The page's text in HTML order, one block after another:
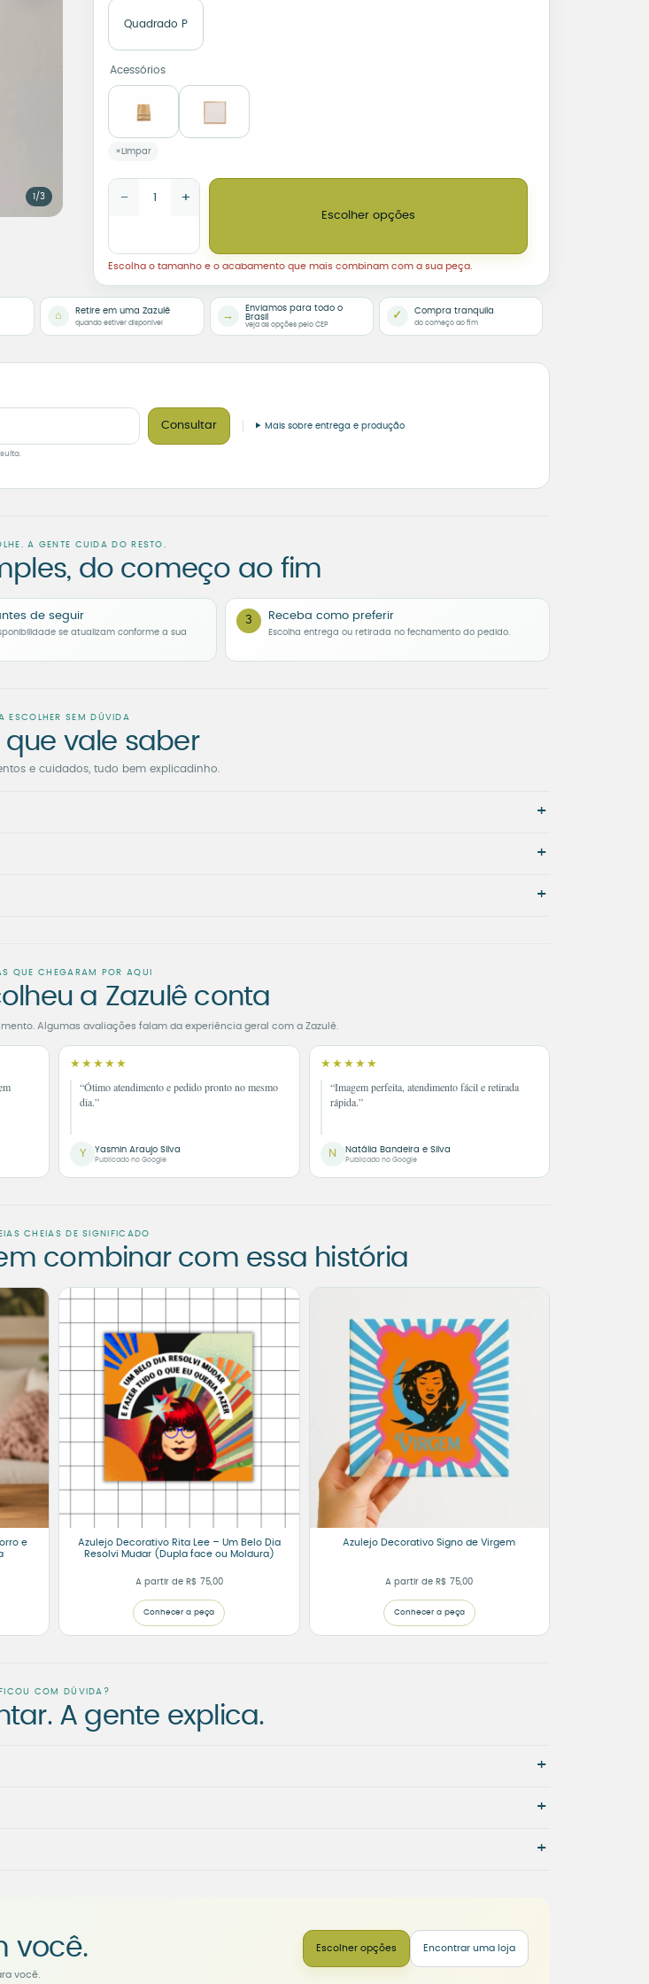
1/3
Quadrado P
Acessórios
Limpar
Azulejo Decorativo Signo de Câncer quantidade
− +
Escolher opções
Escolha o tamanho e o acabamento que mais combinam com a sua peça.
⌂ Retire em uma Zazulê
quando estiver disponível
→
Enviamos para todo o
Brasil
veja as opções pelo CEP
✓ Compra tranquila
do começo ao fim
Consultar Mais sobre entrega e produção
A GENTE CUIDA DO RESTO.
do começo ao fim
de seguir
se atualizam conforme a sua
3 Receba como preferir
Escolha entrega ou retirada no fechamento do pedido.
ESCOLHER SEM DÚVIDA
que vale saber
e cuidados, tudo bem explicadinho.
+
+
+
QUE CHEGARAM POR AQUI
a Zazulê conta
Algumas avaliações falam da experiência geral com a Zazulê.
★★★★★
“Ótimo atendimento e pedido pronto no mesmo
dia.”
Y Yasmin Araujo Silva
Publicado no Google
★★★★★
“Imagem perfeita, atendimento fácil e retirada
rápida.”
N Natália Bandeira e Silva
Publicado no Google
CHEIAS DE SIGNIFICADO
combinar com essa história
e
Azulejo Decorativo Rita Lee – Um Belo Dia
Resolvi Mudar (Dupla face ou Moldura)
A partir de R$ 75,00
Conhecer a peça
Azulejo Decorativo Signo de Virgem
A partir de R$ 75,00
Conhecer a peça
FICOU COM DÚVIDA?
A gente explica.
+
+
+
você.
você.
Escolher opções Encontrar uma loja